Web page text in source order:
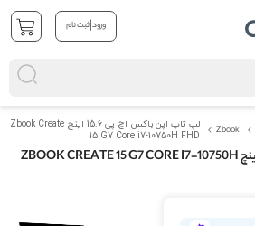
ورود|ثبت نام
Zbook
لپ تاپ اپن باکس اچ پی 15.6 اینچ Zbook Create
15 G7 Core i7-10750H FHD
لپ تاپ اپن باکس اچ پی 15.6 اینچ ZBOOK CREATE 15 G7 CORE I7-10750H